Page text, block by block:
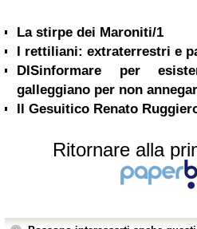
La stirpe dei Maroniti/1
I rettiliani: extraterrestri e
DISinformare per
galleggiano per non
Il Gesuitico Renato
Ritornare alla